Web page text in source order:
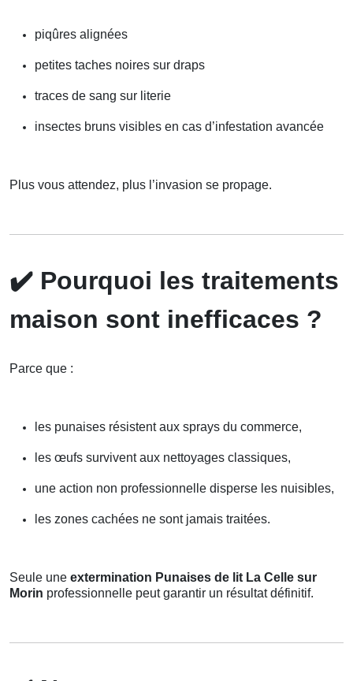
piqûres alignées
petites taches noires sur draps
traces de sang sur literie
insectes bruns visibles en cas d’infestation avancée
Plus vous attendez, plus l’invasion se propage.
✔️ Pourquoi les traitements
maison sont inefficaces ?
Parce que :
les punaises résistent aux sprays du commerce,
les œufs survivent aux nettoyages classiques,
une action non professionnelle disperse les nuisibles,
les zones cachées ne sont jamais traitées.
Seule une extermination Punaises de lit La Celle sur
Morin professionnelle peut garantir un résultat définitif.